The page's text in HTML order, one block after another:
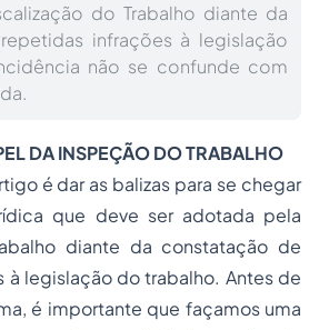
do Trabalho diante da
infrações à legislação
não se confunde com
DA INSPEÇÃO DO TRABALHO
é dar as balizas para se chegar
que deve ser adotada pela
diante da constatação de
à legislação do trabalho. Antes de
é importante que façamos uma